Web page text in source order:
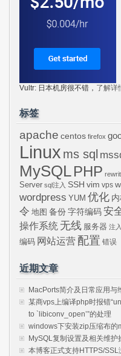
Vultr: 日本机房很不错， 了解详
标签
apache centos firefox
Linux ms sql
MySQLPHP
Server sql注入 SSH vim vps
wordpress YUM 优化
令 地图 备份 字符编码 安
操作系统 无线 服务器 注入
编码 网站运营 配置 错误
近期文章
MacPorts简介及日常应用与
某商vps上编译php时报错
to `libiconv_open’”的处理
windows下安装zip压缩布的
MySQL复制设置及相关维护
本博客正式支持HTTPS/SSL